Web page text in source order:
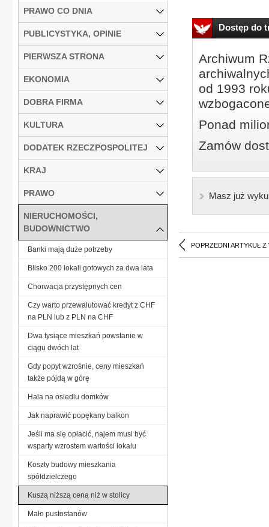
Dostęp do
Archiwum
od 1993
Ponad
Zamów
Masz już
POPRZEDNI ARTYKUŁ Z
PRAWO CO DNIA
PUBLICYSTYKA, OPINIE
PIERWSZA STRONA
EKONOMIA
DOBRA FIRMA
KULTURA
DODATEK RZECZPOSPOLITEJ
KRAJ
PRAWO
NIERUCHOMOŚCI,
BUDOWNICTWO
Banki mają duże potrzeby
Blisko 200 lokali gotowych za dwa lata
Chorwacja przystępnych cen
Czy warto przewalutować kredyt z CHF
na PLN lub z PLN na CHF
Dwa tysiące mieszkań powstanie w
ciągu dwóch lat
Gdy popyt wzrośnie, ceny mieszkań
także pójdą w górę
Hala na osiedlu domków
Jak naprawić popękany balkon
Jeśli ma się opłacić, najem musi być
wsparty wzrostem wartości lokalu
Koszty budowy mieszkania
spółdzielczego
Kuszą niższą ceną niż w stolicy
Mało pustostanów